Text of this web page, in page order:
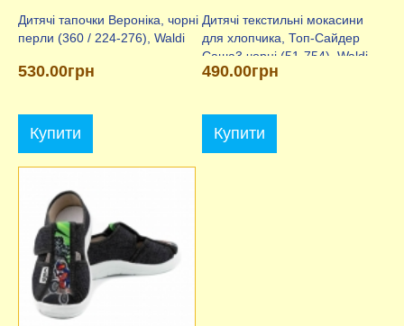
Дитячі тапочки Вероніка, чорні
перли (360 / 224-276), Waldi
530.00грн
Купити
Дитячі текстильні мокасини
для хлопчика, Топ-Сайдер
Саша3 чорні (51-754), Waldi
490.00грн
Купити